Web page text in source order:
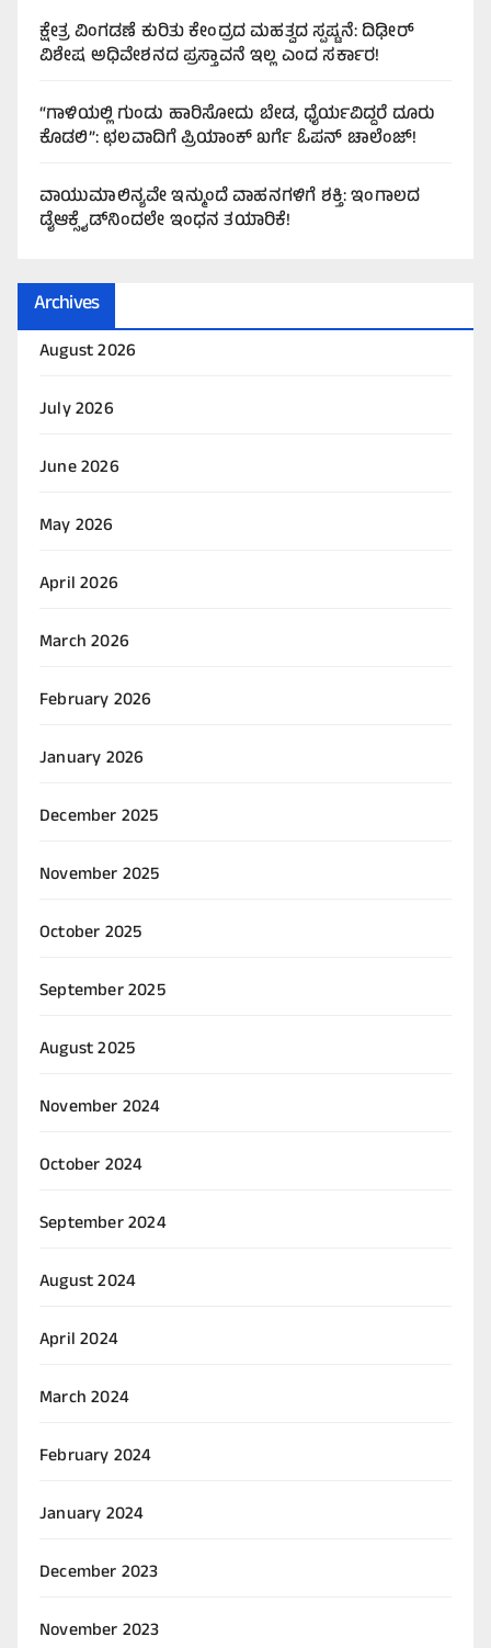
ಕ್ಷೇತ್ರ ವಿಂಗಡಣೆ ಕುರಿತು ಕೇಂದ್ರದ ಮಹತ್ವದ ಸ್ಪಷ್ಟನೆ: ದಿಢೀರ್
ವಿಶೇಷ ಅಧಿವೇಶನದ ಪ್ರಸ್ತಾವನೆ ಇಲ್ಲ ಎಂದ ಸರ್ಕಾರ!
“ಗಾಳಿಯಲ್ಲಿ ಗುಂಡು ಹಾರಿಸೋದು ಬೇಡ, ಧೈರ್ಯವಿದ್ದರೆ ದೂರು
ಕೊಡಲಿ”: ಛಲವಾದಿಗೆ ಪ್ರಿಯಾಂಕ್ ಖರ್ಗೆ ಓಪನ್ ಚಾಲೆಂಜ್!
ವಾಯುಮಾಲಿನ್ಯವೇ ಇನ್ಮುಂದೆ ವಾಹನಗಳಿಗೆ ಶಕ್ತಿ: ಇಂಗಾಲದ
ಡೈಆಕ್ಸೈಡ್‌ನಿಂದಲೇ ಇಂಧನ ತಯಾರಿಕೆ!
Archives
August 2026
July 2026
June 2026
May 2026
April 2026
March 2026
February 2026
January 2026
December 2025
November 2025
October 2025
September 2025
August 2025
November 2024
October 2024
September 2024
August 2024
April 2024
March 2024
February 2024
January 2024
December 2023
November 2023